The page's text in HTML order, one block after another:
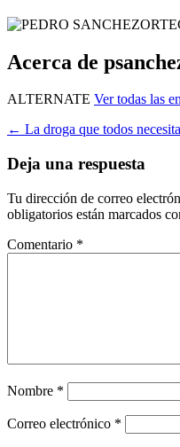
Acerca de
ALTERNATE Ver todas las
Navegación
de
entradas
← La droga que todos
Deja una respuesta
Tu dirección de correo
obligatorios están marcados
Comentario *
Nombre *
Correo electrónico *